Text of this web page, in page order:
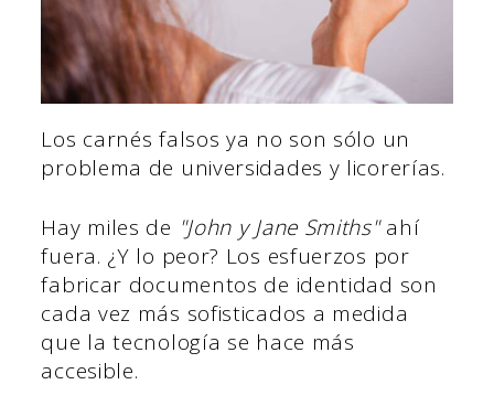
Los carnés falsos ya no son sólo un
problema de universidades y licorerías.
Hay miles de "John y Jane Smiths"ahí
fuera. ¿Y lo peor? Los esfuerzos por
fabricar documentos de identidad son
cada vez más sofisticados a medida
que la tecnología se hace más
accesible.